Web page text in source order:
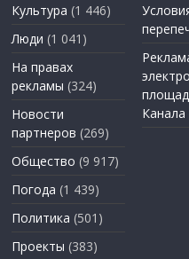
Культура (1 446)
Люди (1 041)
На правах
рекламы (324)
Новости
партнеров (269)
Общество (9 917)
Погода (1 439)
Политика (501)
Проекты (383)
Канала